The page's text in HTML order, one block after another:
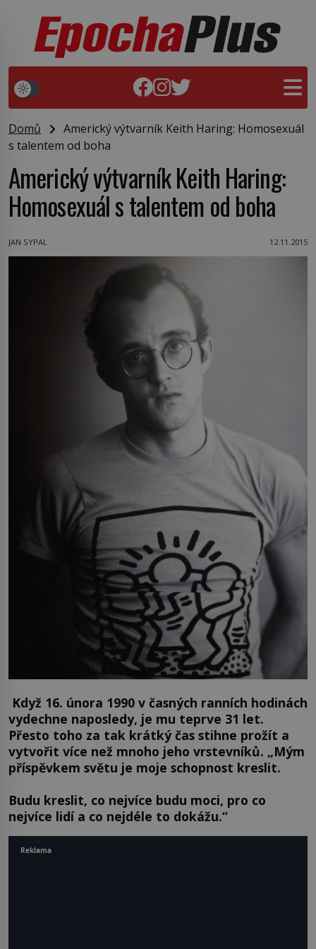
Domů
Americký výtvarník Keith Haring: Homosexuál
s talentem od boha
Americký výtvarník Keith Haring:
Homosexuál s talentem od boha
JAN SYPAL 12.11.2015
Když 16. února 1990 v časných ranních hodinách
vydechne naposledy, je mu teprve 31 let.
Přesto toho za tak krátký čas stihne prožít a
vytvořit více než mnoho jeho vrstevníků. „Mým
příspěvkem světu je moje schopnost kreslit.
Budu kreslit, co nejvíce budu moci, pro co
nejvíce lidí a co nejdéle to dokážu.“
Reklama